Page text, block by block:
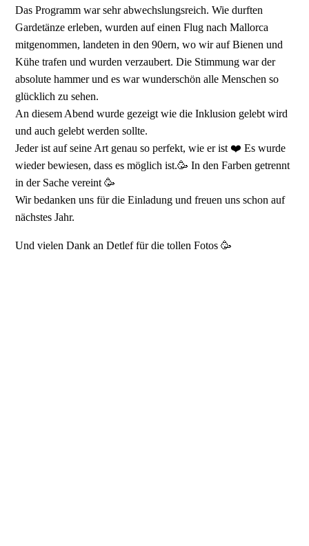
Das Programm war sehr abwechslungsreich. Wie durften
Gardetänze erleben, wurden auf einen Flug nach Mallorca
mitgenommen, landeten in den 90ern, wo wir auf Bienen und
Kühe trafen und wurden verzaubert. Die Stimmung war der
absolute hammer und es war wunderschön alle Menschen so
glücklich zu sehen.
An diesem Abend wurde gezeigt wie die Inklusion gelebt wird
und auch gelebt werden sollte.
Jeder ist auf seine Art genau so perfekt, wie er ist ❤️ Es wurde
wieder bewiesen, dass es möglich ist.🥳 In den Farben getrennt
in der Sache vereint 🥳
Wir bedanken uns für die Einladung und freuen uns schon auf
nächstes Jahr.
Und vielen Dank an Detlef für die tollen Fotos 🥳